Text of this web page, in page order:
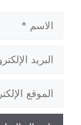
الاسم
البريد
الموقع
الإلكتروني